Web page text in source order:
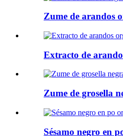
Zume de arandos
Extracto de
Zume de grosella
Sésamo negro en